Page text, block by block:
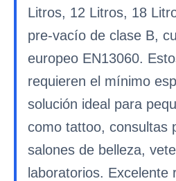
Litros, 12 Litros, 18
pre-vacío de clase B,
europeo EN13060.
requieren el mínimo
solución ideal para
como tattoo, consultas
salones de belleza,
laboratorios. Excelente